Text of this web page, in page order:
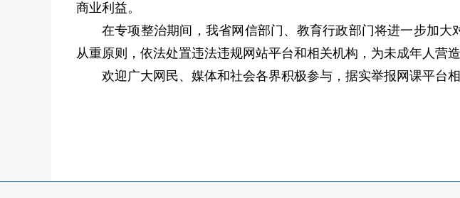
商业利益。
在专项整治期间，我省网信部门、教育行政部门将进一步加
从重原则，依法处置违法违规网站平台和相关机构，为未成年人营
欢迎广大网民、媒体和社会各界积极参与，据实举报网课平台